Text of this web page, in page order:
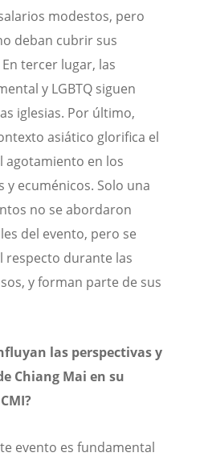
modestos, pero
deban cubrir sus
tercer lugar, las
y LGBTQ siguen
iglesias. Por último,
asiático glorifica el
agotamiento en los
y ecuménicos. Solo una
no se abordaron
del evento, pero se
respecto durante las
y forman parte de sus
las perspectivas y
Chiang Mai en su
evento es fundamental